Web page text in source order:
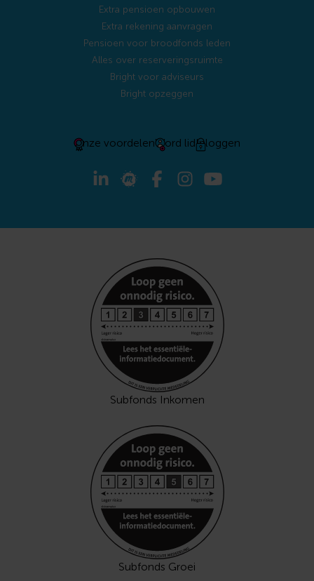
Extra pensioen opbouwen
Extra rekening aanvragen
Pensioen voor broodfonds leden
Alles over reserveringsruimte
Bright voor adviseurs
Bright opzeggen
Onze voordelenWord lidInloggen
Subfonds Inkomen
Subfonds Groei